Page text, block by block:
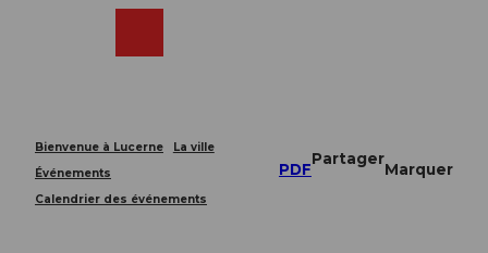
Bienvenue à Lucerne
La ville
Événements
Calendrier des événements
PDF
Partager
Marquer